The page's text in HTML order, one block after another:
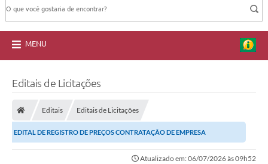
MENU
Editais de Licitações
Editais Editais de Licitações
EDITAL DE REGISTRO DE PREÇOS CONTRATAÇÃO DE EMPRESA
Atualizado em: 06/07/2026 às 09h52